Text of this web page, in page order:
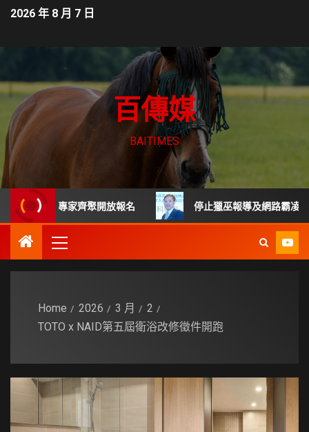
2026 年 8 月 7 日
百傳媒
BAITIMES
頂尖專家齊聚開放報名 停止獵巫報導及網路霸凌 每起詐
Home 2026 3 月
2
TOTO x NAID第五屆衛浴改修徵件開跑